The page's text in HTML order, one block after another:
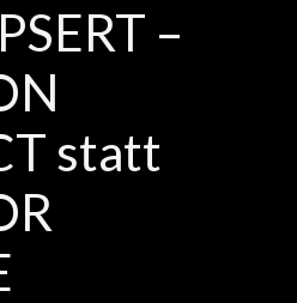
–
statt